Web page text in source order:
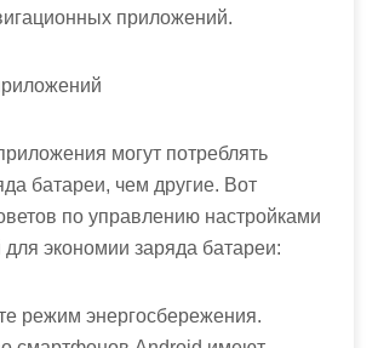
приложений.
могут потреблять
батареи, чем другие. Вот
по управлению настройками
экономии заряда батареи:
режим энергосбережения.